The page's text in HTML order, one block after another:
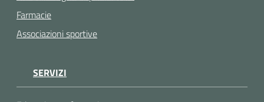
Farmacie
Associazioni sportive
SERVIZI